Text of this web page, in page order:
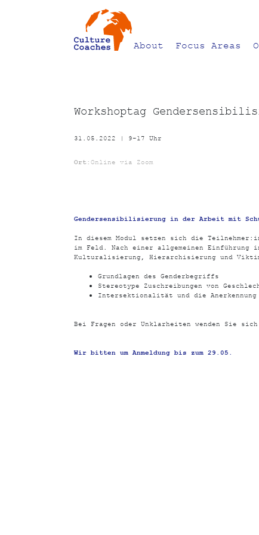
About Focus Areas
Workshoptag
31.05.2022 | 9-17 Uhr
Ort: Online via Zoom
Gendersensibilisierung in der Arbeit mit
In diesem Modul setzen sich die
im Feld. Nach einer allgemeinen Einführung
Kulturalisierung, Hierarchisierung und
Grundlagen des Genderbegriffs
Stereotype Zuschreibungen von
Intersektionalität und die Anerkennung
Bei Fragen oder Unklarheiten wenden Sie
Wir bitten um Anmeldung bis zum 29.05.